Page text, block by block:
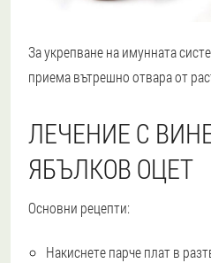
За укрепване на имунната
приема вътрешно отвара от
ЛЕЧЕНИЕ С
ЯБЪЛКОВ ОЦЕТ
Основни рецепти:
Накиснете парче плат в